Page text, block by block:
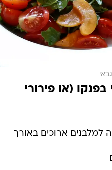
(או פירורי
למלבנים ארוכים באורך